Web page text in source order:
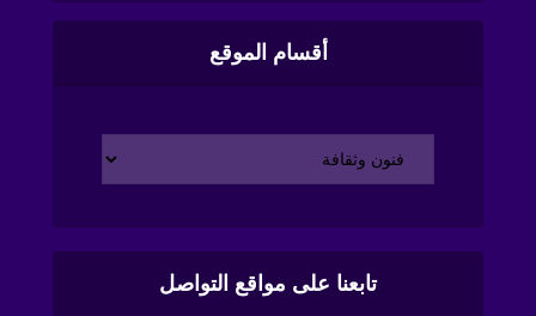
أقسام الموقع
تابعنا على مواقع التواصل